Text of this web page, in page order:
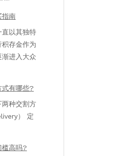
指南
直以其独特
存金作为
进入大众
式有哪些?
两种交割方
） 定
槛高吗?